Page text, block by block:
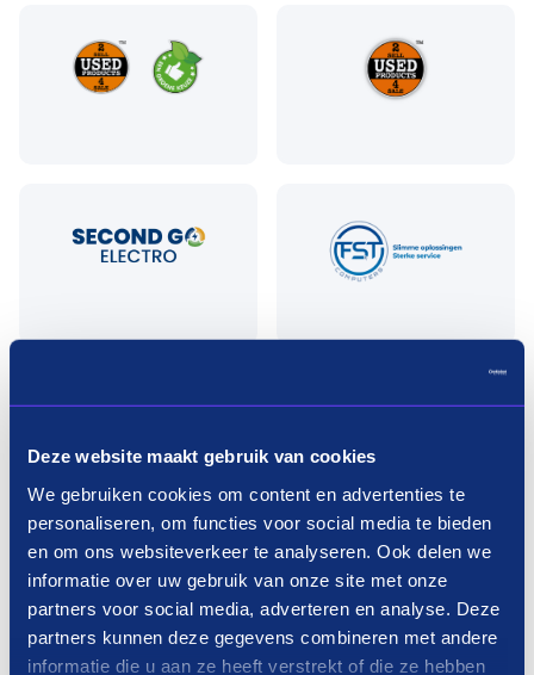
Deze website maakt gebruik van cookies
We gebruiken cookies om content en advertenties te
personaliseren, om functies voor social media te bieden
en om ons websiteverkeer te analyseren. Ook delen we
informatie over uw gebruik van onze site met onze
partners voor social media, adverteren en analyse. Deze
partners kunnen deze gegevens combineren met andere
informatie die u aan ze heeft verstrekt of die ze hebben
Meer laden